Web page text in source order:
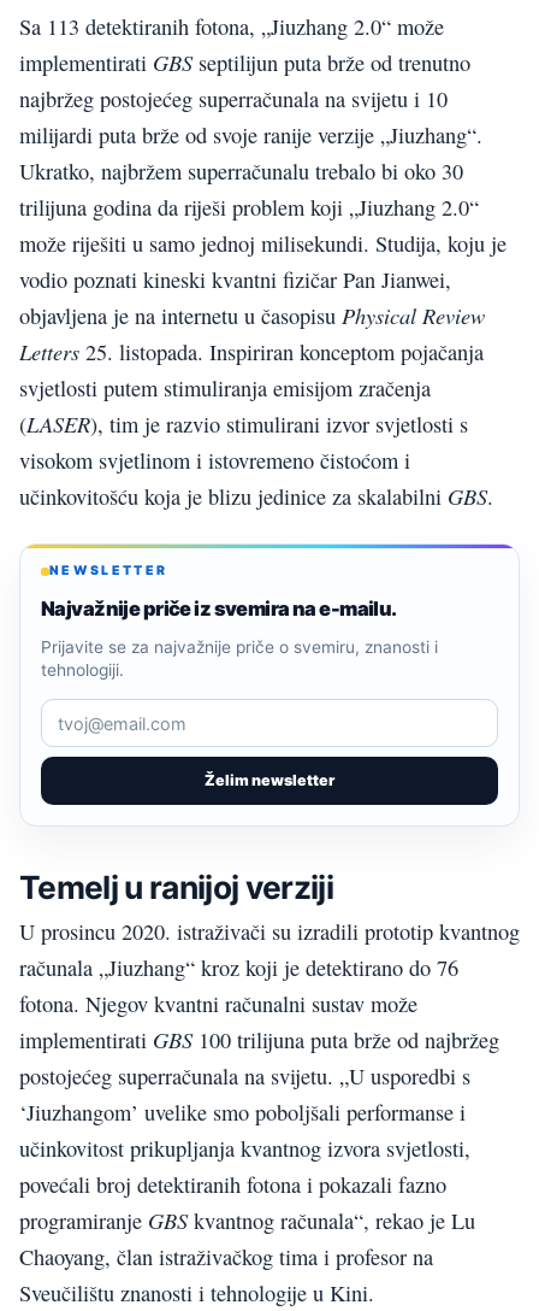
Sa 113 detektiranih fotona, „Jiuzhang 2.0“ može
implementirati GBSseptilijun puta brže od trenutno
najbržeg postojećeg superračunala na svijetu i 10
milijardi puta brže od svoje ranije verzije „Jiuzhang“.
Ukratko, najbržem superračunalu trebalo bi oko 30
trilijuna godina da riješi problem koji „Jiuzhang 2.0“
može riješiti u samo jednoj milisekundi. Studija, koju je
vodio poznati kineski kvantni fizičar Pan Jianwei,
objavljena je na internetu u časopisu Physical Review
Letters 25. listopada. Inspiriran konceptom pojačanja
svjetlosti putem stimuliranja emisijom zračenja
(LASER), tim je razvio stimulirani izvor svjetlosti s
visokom svjetlinom i istovremeno čistoćom i
učinkovitošću koja je blizu jedinice za skalabilni GBS.
NEWSLETTER
Najvažnije priče iz svemira na e-mailu.
Želim newsletter
Prijavite se za najvažnije priče o svemiru, znanosti i
tehnologiji.
Temelj u ranijoj verziji
U prosincu 2020. istraživači su izradili prototip kvantnog
računala „Jiuzhang“ kroz koji je detektirano do 76
fotona. Njegov kvantni računalni sustav može
implementirati GBS100 trilijuna puta brže od najbržeg
postojećeg superračunala na svijetu. „U usporedbi s
‘Jiuzhangom’ uvelike smo poboljšali performanse i
učinkovitost prikupljanja kvantnog izvora svjetlosti,
povećali broj detektiranih fotona i pokazali fazno
programiranje GBSkvantnog računala“, rekao je Lu
Chaoyang, član istraživačkog tima i profesor na
Sveučilištu znanosti i tehnologije u Kini.